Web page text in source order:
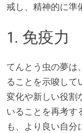
戒し、精神的に準
1. 免疫力
てんとう虫の夢は
ることを示唆して
変化や新しい役割
いることを再考す
も、より良い自分